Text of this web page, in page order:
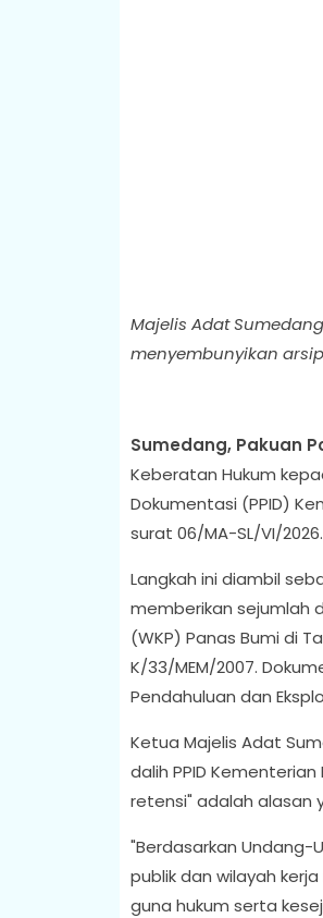
Majelis Adat
menyembunyikan
Sumedang, Pakuan
Keberatan Hukum
Dokumentasi (PPID)
surat 06/MA-SL/VI/2026.
Langkah ini diambil
memberikan sejumlah
(WKP) Panas Bumi di
K/33/MEM/2007.
Pendahuluan dan
Ketua Majelis Adat
dalih PPID
retensi" adalah alasan
"Berdasarkan Undang-
publik dan wilayah
guna hukum serta